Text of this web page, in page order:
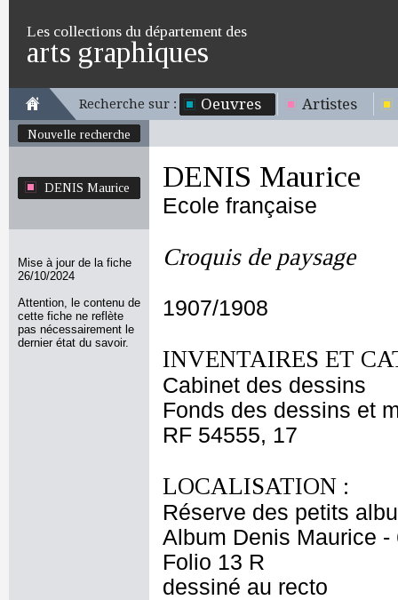
Les collections du département des
arts graphiques
Recherche sur : Oeuvres Artistes
Nouvelle recherche
DENIS Maurice
Mise à jour de la fiche
26/10/2024
Attention, le contenu de
cette fiche ne reflète
pas nécessairement le
dernier état du savoir.
DENIS Maurice
Ecole française
Croquis de paysage
1907/1908
INVENTAIRES ET
Cabinet des dessins
Fonds des dessins et
RF 54555, 17
LOCALISATION :
Réserve des petits
Album Denis Maurice -
Folio 13 R
dessiné au recto